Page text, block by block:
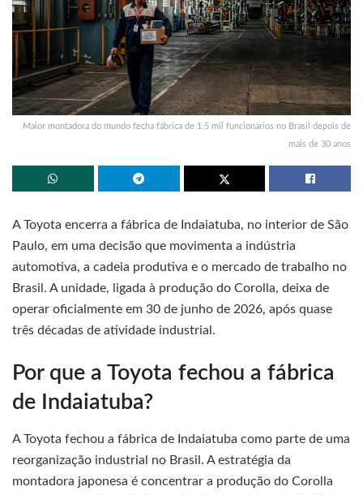
Maior montadora do mundo fecha fábrica de 1,5 mil funcionários no Brasil depois de
mais de 30 anos
A Toyota encerra a fábrica de Indaiatuba, no interior de São
Paulo, em uma decisão que movimenta a indústria
automotiva, a cadeia produtiva e o mercado de trabalho no
Brasil. A unidade, ligada à produção do Corolla, deixa de
operar oficialmente em 30 de junho de 2026, após quase
três décadas de atividade industrial.
Por que a Toyota fechou a fábrica
de Indaiatuba?
A Toyota fechou a fábrica de Indaiatuba como parte de uma
reorganização industrial no Brasil. A estratégia da
montadora japonesa é concentrar a produção do Corolla